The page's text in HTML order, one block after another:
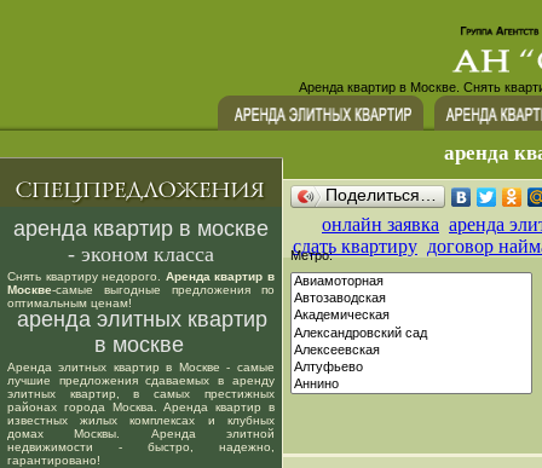
Аренда квартир в Москве. Снять
аренда
аренда квартир в москве
- эконом класса
Снять квартиру недорого. Аренда квартир в
Москве-самые выгодные предложения по
оптимальным ценам!
аренда элитных квартир
в москве
Аренда элитных квартир в Москве - самые
лучшие предложения сдаваемых в аренду
элитных квартир, в самых престижных
районах города Москва. Аренда квартир в
известных жилых комплексах и клубных
домах Москвы. Аренда элитной
недвижимости - быстро, надежно,
гарантировано!
Поделиться…
онлайн заявка аренда
сдать квартиру договор
Метро: